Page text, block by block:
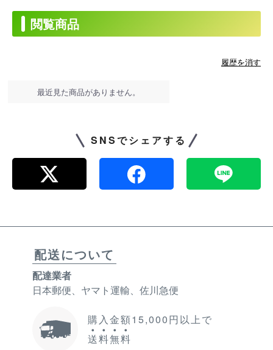
閲覧商品
履歴を消す
最近見た商品がありません。
SNSでシェアする
配送について
配達業者
日本郵便、ヤマト運輸、佐川急便
購入金額15,000円以上で
送料無料